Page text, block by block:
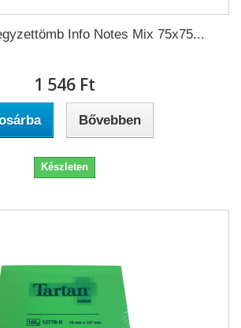
Info Notes Mix 75x75...
1 546 Ft‎
Bővebben
Készleten